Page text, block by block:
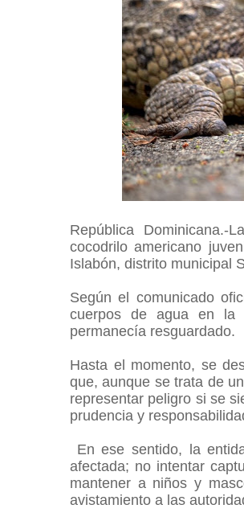
República
cocodrilo americano
Islabón, distrito municipal
Según el comunicado
cuerpos de agua en la
permanecía resguardado.
Hasta el momento, se
que, aunque se trata de
representar peligro si se
prudencia y
En ese sentido, la
afectada; no intentar
mantener a niños y
avistamiento a las